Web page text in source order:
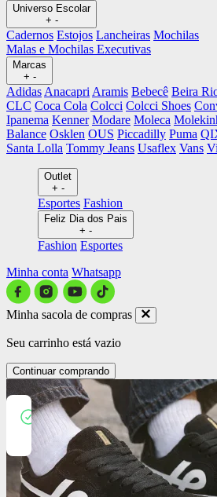
Universo Escolar
+ -
Cadernos Estojos Lancheiras Mochilas
Malas e Mochilas Executivas
Marcas
+ -
Adidas Anacapri Aramis Bebecê Beira
CLC Coca Cola Colcci Colcci Shoes
Ipanema Kenner Modare Moleca
Balance Osklen OUS Piccadilly Puma
Santa Lolla Tommy Jeans Usaflex Vans
Outlet
+ -
Esportes Fashion
Feliz Dia dos Pais
+ -
Fashion Esportes
Minha conta Whatsapp
Minha sacola de compras
Seu carrinho está vazio
Continuar comprando
Close